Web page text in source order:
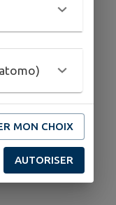
MON CHOIX
AUTORISER